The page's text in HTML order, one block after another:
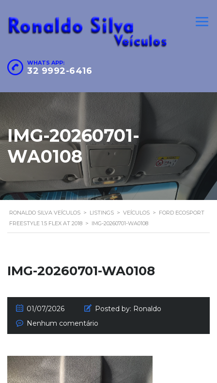
WHATS APP:
32 9992-6416
IMG-20260701-
WA0108
RONALDO SILVA VEÍCULOS > LISTINGS > VEÍCULOS > FORD ECOSPORT
FREESTYLE 1.5 FLEX AT 2018 > IMG-20260701-WA0108
IMG-20260701-WA0108
01/07/2026 Posted by: Ronaldo
Nenhum comentário